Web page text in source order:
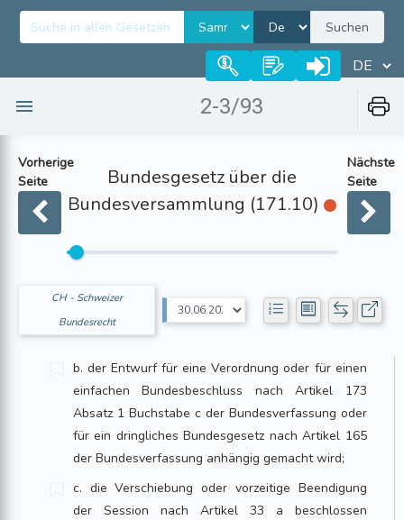
Suchen
2-3/93
Vorherige
Seite
Bundesgesetz über die
Bundesversammlung (171.10)
Nächste
Seite
CH - Schweizer
Bundesrecht
b. der Entwurf für eine Verordnung oder für einen
einfachen Bundesbeschluss nach Artikel 173
Absatz 1 Buchstabe c der Bundesverfassung oder
für ein dringliches Bundesgesetz nach Artikel 165
der Bundesverfassung anhängig gemacht wird;
c. die Verschiebung oder vorzeitige Beendigung
der Session nach Artikel 33 a beschlossen